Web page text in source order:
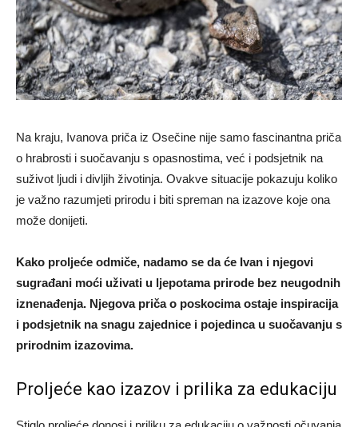
Na kraju, Ivanova priča iz Osečine nije samo fascinantna priča
o hrabrosti i suočavanju s opasnostima, već i podsjetnik na
suživot ljudi i divljih životinja. Ovakve situacije pokazuju koliko
je važno razumjeti prirodu i biti spreman na izazove koje ona
može donijeti.
Kako proljeće odmiče, nadamo se da će Ivan i njegovi
sugrađani moći uživati u ljepotama prirode bez neugodnih
iznenađenja. Njegova priča o poskocima ostaje inspiracija
i podsjetnik na snagu zajednice i pojedinca u suočavanju s
prirodnim izazovima.
Proljeće kao izazov i prilika za edukaciju